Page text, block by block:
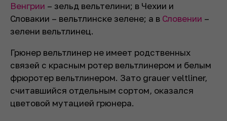
Венгрии – зельд вельтелини; в Чехии и
Словакии – вельтлинске зелене; а в Словении –
зелени вельтлинец.
Грюнер вельтлинер не имеет родственных
связей с красным ротер вельтлинером и белым
фрюротер вельтлинером. Зато grauer veltliner,
считавшийся отдельным сортом, оказался
цветовой мутацией грюнера.